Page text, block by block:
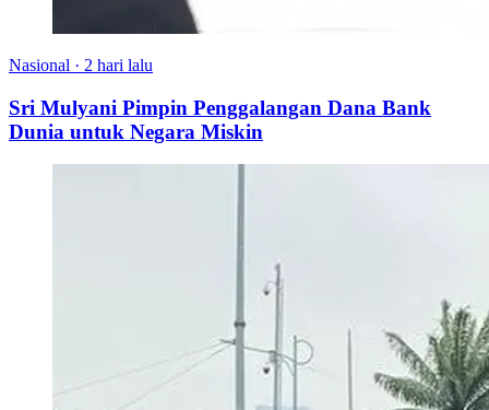
Nasional · 2 hari lalu
Sri Mulyani Pimpin Penggalangan Dana Bank
Dunia untuk Negara Miskin